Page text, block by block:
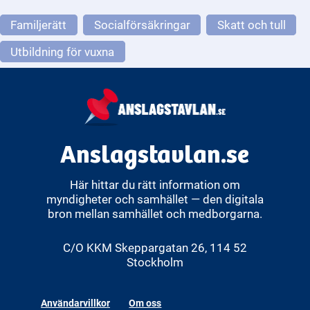
Familjerätt Socialförsäkringar
Skatt och tull
Utbildning för vuxna
Anslagstavlan.se
Här hittar du rätt information om
myndigheter och samhället — den digitala
bron mellan samhället och medborgarna.
C/O KKM Skeppargatan 26, 114 52
Stockholm
Användarvillkor Om oss